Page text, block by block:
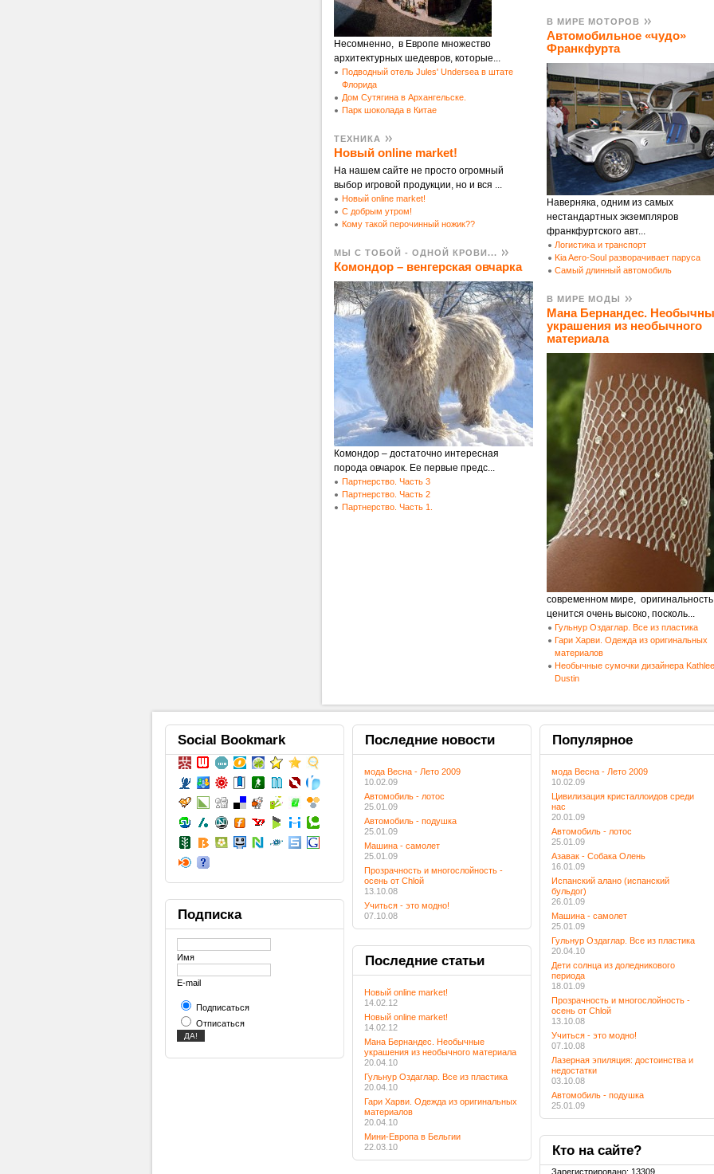
Несомненно, в Европе множество
архитектурных шедевров, которые...
Подводный отель Jules' Undersea в штате
Флорида
Дом Сутягина в Архангельске.
Парк шоколада в Китае
ТЕХНИКА
Новый online market!
На нашем сайте не просто огромный
выбор игровой продукции, но и вся ...
Новый online market!
С добрым утром!
Кому такой перочинный ножик??
МЫ С ТОБОЙ - ОДНОЙ КРОВИ...
Комондор – венгерская овчарка
Комондор – достаточно интересная
порода овчарок. Ее первые предс...
Партнерство. Часть 3
Партнерство. Часть 2
Партнерство. Часть 1.
В МИРЕ МОТОРОВ
Автомобильное «чудо»
Франкфурта
Наверняка, одним из самых
нестандартных экземпляров
франкфуртского авт...
Логистика и транспорт
Kia Aero-Soul разворачивает паруса
Самый длинный автомобиль
В МИРЕ МОДЫ
Мана Бернандес.
украшения из необычного
материала
современном мире, оригинальность
ценится очень высоко, посколь...
Гульнур Оздаглар. Все из пластика
Гари Харви. Одежда из оригинальных
материалов
Необычные сумочки дизайнера
Dustin
Social Bookmark
Подписка
Имя
E-mail
Подписаться
Отписаться
Последниеновости
мода Весна - Лето 2009
10.02.09
Автомобиль - лотос
25.01.09
Автомобиль - подушка
25.01.09
Машина - самолет
25.01.09
Прозрачность и многослойность -
осень от Chloй
13.10.08
Учиться - это модно!
07.10.08
Последниестатьи
Новый online market!
14.02.12
Новый online market!
14.02.12
Мана Бернандес. Необычные
украшения из необычного материала
20.04.10
Гульнур Оздаглар. Все из пластика
20.04.10
Гари Харви. Одежда из оригинальных
материалов
20.04.10
Мини-Европа в Бельгии
22.03.10
Популярное
мода Весна - Лето 2009
10.02.09
Цивилизация кристаллоидов среди
нас
20.01.09
Автомобиль - лотос
25.01.09
Азавак - Собака Олень
16.01.09
Испанский алано (испанский
бульдог)
26.01.09
Машина - самолет
25.01.09
Гульнур Оздаглар. Все из пластика
20.04.10
Дети солнца из доледникового
периода
18.01.09
Прозрачность и многослойность -
осень от Chloй
13.10.08
Учиться - это модно!
07.10.08
Лазерная эпиляция: достоинства и
недостатки
03.10.08
Автомобиль - подушка
25.01.09
Ктона сайте?
Зарегистрировано: 13309